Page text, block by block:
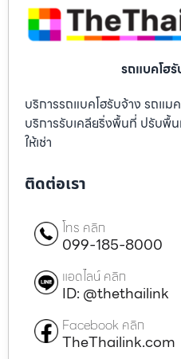
รถแบคโฮ
บริการรถแบคโฮรับจ้าง รถแม
บริการรับเคลียริ่งพื้นที่ ปรับพื้
ให้เช่า
ติดต่อเรา
โทร คลิก
099-185-8000
แอดไลน์ คลิก
ID: @thethailink
Facebook คลิก
TheThailink.com